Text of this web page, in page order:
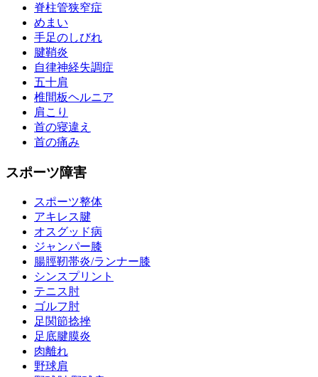
脊柱管狭窄症
めまい
手足のしびれ
腱鞘炎
自律神経失調症
五十肩
椎間板ヘルニア
肩こり
首の寝違え
首の痛み
スポーツ障害
スポーツ整体
アキレス腱
オスグッド病
ジャンパー膝
腸脛靭帯炎/ランナー膝
シンスプリント
テニス肘
ゴルフ肘
足関節捻挫
足底腱膜炎
肉離れ
野球肩